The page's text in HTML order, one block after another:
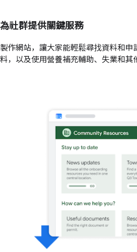
為社群提供關鍵服務
製作網站，讓大家能輕鬆尋找資料和申
料，以及使用營養補充輔助、失業和其